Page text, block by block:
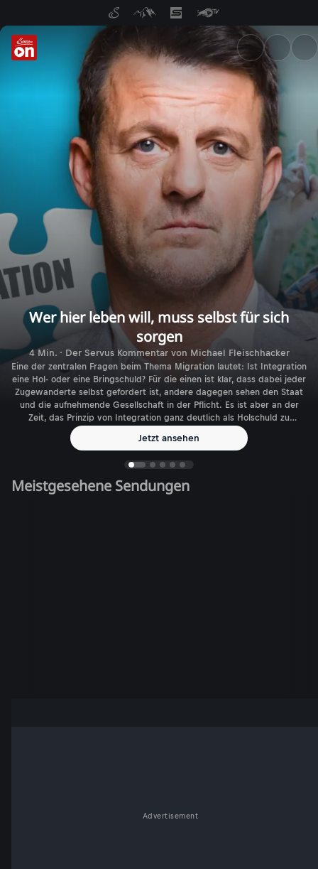
ServusTV On: Livestreams,
Wer hier leben will, muss selbst für sich
sorgen
4 Min. · Der Servus Kommentar von Michael Fleischhacker
Eine der zentralen Fragen beim Thema Migration lautet: Ist Integration
eine Hol- oder eine Bringschuld? Für die einen ist klar, dass dabei jeder
Zugewanderte selbst gefordert ist, andere dagegen sehen den Staat
und die aufnehmende Gesellschaft in der Pflicht. Es ist aber an der
Zeit, das Prinzip von Integration ganz deutlich als Holschuld zu
Jetzt ansehen
Meistgesehene Sendungen
Advertisement